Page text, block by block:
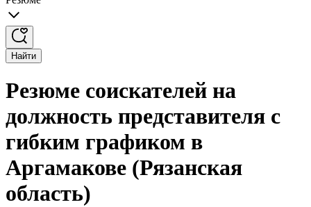
Найти
Резюме соискателей на
должность представителя с
гибким графиком в
Аргамакове (Рязанская
область)